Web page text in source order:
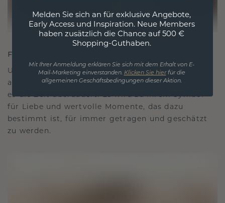
FÜR VERBINDUNGEN GESCHAFFEN
Unsere Designphilosophie ist auf Verbindung
ausgelegt, wobei jedes Stück so gestaltet ist, dass
es die Zeit überdauert. Es wird zu Ihrem Symbol
für Liebe und wertvolle Momente, das dazu
bestimmt ist, für immer getragen und geschätzt
zu werden.
Melden Sie sich an für exklusive Angebote,
Early Access und Inspiration. Neue Members
haben zusätzlich die Chance auf 500 €
Shopping-Guthaben.
Mit Ihrer Anmeldung erklären Sie sich mit dem Erhalt von E-
Mail-Marketing einverstanden. Klicken Sie hierfür die
allgemeinen Geschäftsbedingungen dieser Aktion.